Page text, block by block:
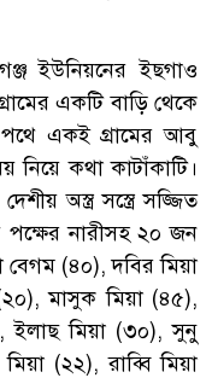
ইউনিয়নের ইছগাও
একটি বাড়ি থেকে
একই গ্রামের আবু
নিয়ে কথা কাটাঁকাটি।
অস্ত্র সস্ত্রে সজ্জিত
নারীসহ ২০ জন
(৪০), দবির মিয়া
মাসুক মিয়া (৪৫),
ইলাছ মিয়া (৩০), সুনু
(২২), রাব্বি মিয়া